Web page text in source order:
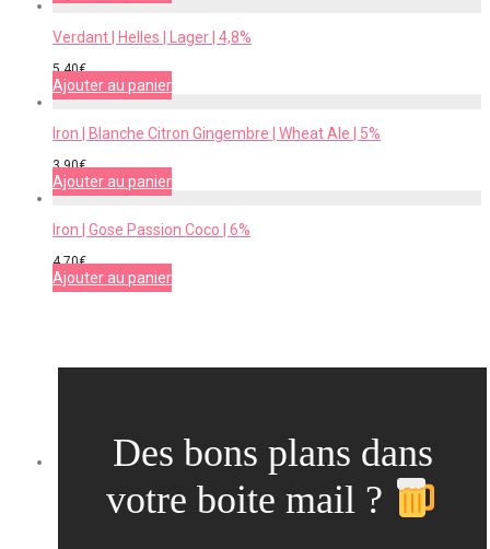
Verdant | Helles | Lager | 4,8%
5,40€
Ajouter au panier
Iron | Blanche Citron Gingembre | Wheat Ale | 5%
3,90€
Ajouter au panier
Iron | Gose Passion Coco | 6%
4,70€
Ajouter au panier
Des bons plans dans
votre boite mail ?